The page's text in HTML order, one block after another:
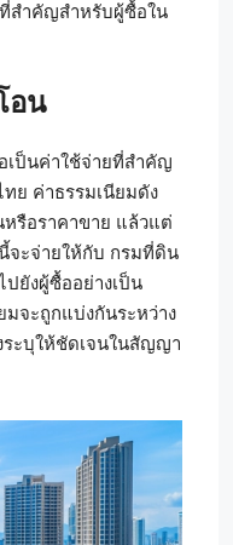
สำคัญสำหรับผู้ซื้อใน
อน
เป็นค่าใช้จ่ายที่สำคัญ
ย ค่าธรรมเนียมดัง
หรือราคาขาย แล้วแต่
จะจ่ายให้กับ กรมที่ดิน
ยังผู้ซื้ออย่างเป็น
จะถูกแบ่งกันระหว่าง
ะบุให้ชัดเจนในสัญญา